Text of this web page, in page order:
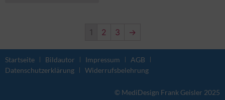
1 2 3 →
Startseite Bildautor Impressum
AGB
Datenschutzerklärung
Widerrufsbelehrung
© MediDesign Frank Geisler 2025